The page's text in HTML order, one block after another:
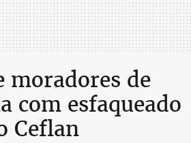
moradores de
com esfaqueado
Ceflan